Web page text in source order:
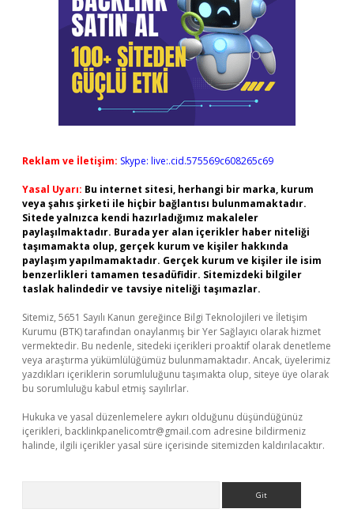
Reklam ve İletişim: Skype: live:.cid.575569c608265c69
Yasal Uyarı: Bu internet sitesi, herhangi bir marka, kurum
veya şahıs şirketi ile hiçbir bağlantısı bulunmamaktadır.
Sitede yalnızca kendi hazırladığımız makaleler
paylaşılmaktadır. Burada yer alan içerikler haber niteliği
taşımamakta olup, gerçek kurum ve kişiler hakkında
paylaşım yapılmamaktadır. Gerçek kurum ve kişiler ile isim
benzerlikleri tamamen tesadüfidir. Sitemizdeki bilgiler
taslak halindedir ve tavsiye niteliği taşımazlar.
Sitemiz, 5651 Sayılı Kanun gereğince Bilgi Teknolojileri ve İletişim
Kurumu (BTK) tarafından onaylanmış bir Yer Sağlayıcı olarak hizmet
vermektedir. Bu nedenle, sitedeki içerikleri proaktif olarak denetleme
veya araştırma yükümlülüğümüz bulunmamaktadır. Ancak, üyelerimiz
yazdıkları içeriklerin sorumluluğunu taşımakta olup, siteye üye olarak
bu sorumluluğu kabul etmiş sayılırlar.
Hukuka ve yasal düzenlemelere aykırı olduğunu düşündüğünüz
içerikleri, backlinkpanelicomtr@gmail.com adresine bildirmeniz
halinde, ilgili içerikler yasal süre içerisinde sitemizden kaldırılacaktır.